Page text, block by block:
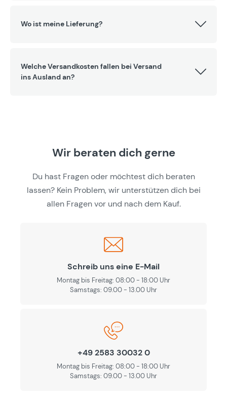
Wo ist meine Lieferung?
Welche Versandkosten fallen bei Versand
ins Ausland an?
Wir beraten dich gerne
Du hast Fragen oder möchtest dich beraten
lassen? Kein Problem, wir unterstützen dich bei
allen Fragen vor und nach dem Kauf.
Schreib uns eine E-Mail
Montag bis Freitag: 08:00 - 18:00 Uhr
Samstags: 09.00 - 13.00 Uhr
+49 2583 30032 0
Montag bis Freitag: 08:00 - 18:00 Uhr
Samstags: 09.00 - 13.00 Uhr